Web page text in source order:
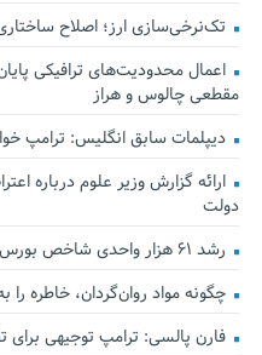
تک‌نرخی‌سازی ارز؛ اصلاح
اعمال محدودیت‌های ترافیکی
مقطعی چالوس و هراز
دیپلمات سابق انگلیس:‌ ترامپ
ارائه گزارش وزیر علوم درباره
دولت
رشد ۶۱ هزار واحدی شاخص بورس
چگونه مواد روان‌گردان، خاطره
فارن پالسی: ترامپ توجیهی برای